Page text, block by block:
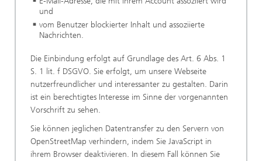
und
vom Benutzer blockierter Inhalt und assoziierte
Nachrichten.
Die Einbindung erfolgt auf Grundlage des Art. 6 Abs. 1
S. 1 lit. f DSGVO. Sie erfolgt, um unsere Webseite
nutzerfreundlicher und interessanter zu gestalten. Darin
ist ein berechtigtes Interesse im Sinne der vorgenannten
Vorschrift zu sehen.
Sie können jeglichen Datentransfer zu den Servern von
OpenStreetMap verhindern, indem Sie JavaScript in
ihrem Browser deaktivieren. In diesem Fall können Sie